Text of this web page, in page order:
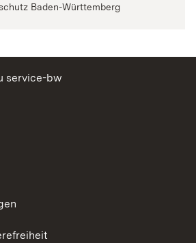
Baden-Württemberg
service-bw